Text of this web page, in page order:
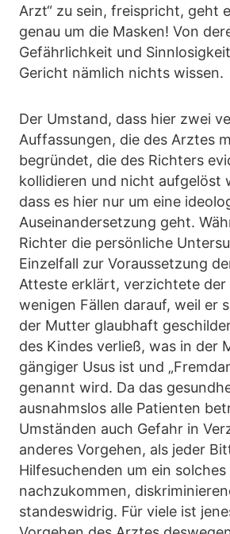
Arzt“ zu sein, freispricht, geht
genau um die Masken! Von
Gefährlichkeit und
Gericht nämlich nichts wissen.
Der Umstand, dass hier zwei
Auffassungen, die des Arztes
begründet, die des Richters
kollidieren und nicht aufgelöst
dass es hier nur um eine
Auseinandersetzung geht.
Richter die persönliche
Einzelfall zur Voraussetzung
Atteste erklärt, verzichtete der
wenigen Fällen darauf, weil er
der Mutter glaubhaft
des Kindes verließ, was in der
gängiger Usus ist und
genannt wird. Da das
ausnahmslos alle Patienten
Umständen auch Gefahr in
anderes Vorgehen, als jeder
Hilfesuchenden um ein
nachzukommen,
standeswidrig. Für viele ist